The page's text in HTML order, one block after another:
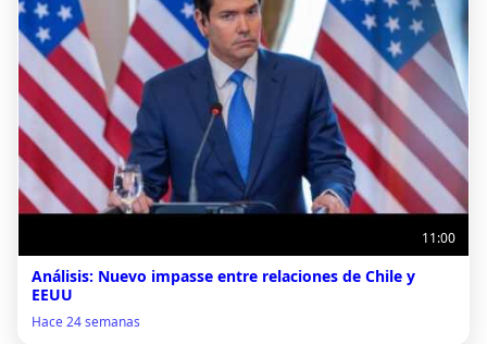
11:00
Análisis: Nuevo impasse entre relaciones de Chile y
EEUU
Hace 24 semanas